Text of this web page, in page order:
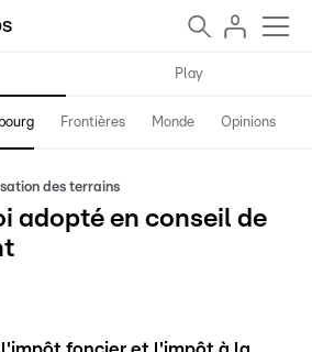
Play
Frontières Monde Opinions
des terrains
adopté en conseil de